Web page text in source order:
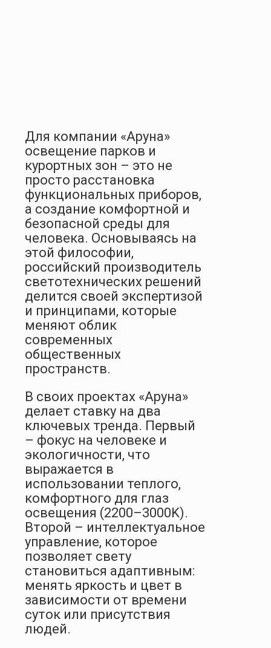
Для компании «Аруна»
освещение парков и
курортных зон – это не
просто расстановка
функциональных приборов,
а создание комфортной и
безопасной среды для
человека. Основываясь на
этой философии,
российский производитель
светотехнических решений
делится своей экспертизой
и принципами, которые
меняют облик
современных
общественных
пространств.
В своих проектах «Аруна»
делает ставку на два
ключевых тренда. Первый
– фокус на человеке и
экологичности, что
выражается в
использовании теплого,
комфортного для глаз
освещения (2200–3000K).
Второй – интеллектуальное
управление, которое
позволяет свету
становиться адаптивным:
менять яркость и цвет в
зависимости от времени
суток или присутствия
людей.